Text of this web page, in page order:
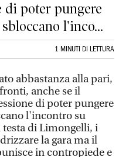
di poter pungere
l'inco...
1 MINUTI DI LETTURA
abbastanza alla pari,
anche se il
di poter pungere
l'incontro su
di Limongelli, i
la gara ma il
in contropiede e